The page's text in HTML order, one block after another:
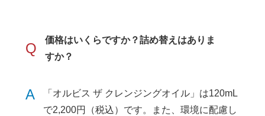
Q
価格はいくらですか？詰め替えはありま
すか？
A
「オルビス ザ クレンジングオイル」は120mL
で2,200円（税込）です。また、環境に配慮し